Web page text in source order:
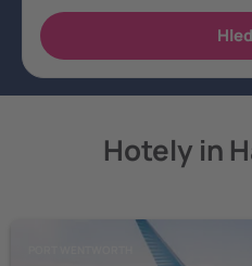
Hotely in